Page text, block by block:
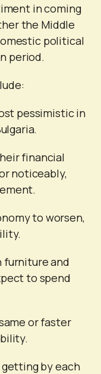
in coming
the Middle
political
period.
pessimistic in
financial
noticeably,
to worsen,
furniture and
to spend
or faster
by each